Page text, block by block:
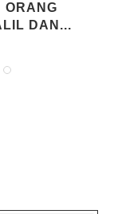
ORANG
DAN...